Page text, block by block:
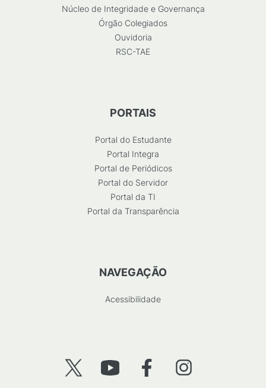
Núcleo de Integridade e Governança
Órgão Colegiados
Ouvidoria
RSC-TAE
PORTAIS
Portal do Estudante
Portal Integra
Portal de Periódicos
Portal do Servidor
Portal da TI
Portal da Transparência
NAVEGAÇÃO
Acessibilidade